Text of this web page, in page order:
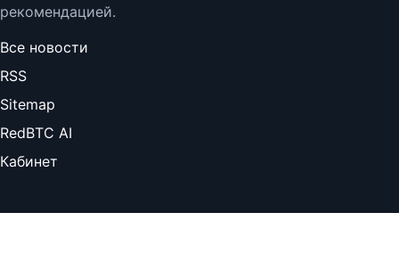
рекомендацией.
Все новости
RSS
Sitemap
RedBTC AI
Кабинет